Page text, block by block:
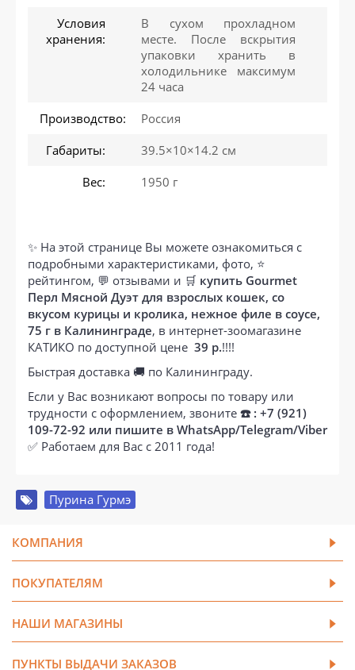
Условия
хранения:
В сухом прохладном
месте. После вскрытия
упаковки хранить в
холодильнике максимум
24 часа
Производство:
Россия
Габариты:
39.5×10×14.2 см
Вес:
1950 г
✨ На этой странице Вы можете ознакомиться с
подробными характеристиками, фото, ⭐
рейтингом, 💬 отзывами и 🛒 купить Gourmet
Перл Мясной Дуэт для взрослых кошек, со
вкусом курицы и кролика, нежное филе в соусе,
75 г в Калининграде, в интернет-зоомагазине
КАТИКО по доступной цене 39 р.!!!!
Быстрая доставка 🚚 по Калининграду.
Если у Вас возникают вопросы по товару или
трудности с оформлением, звоните ☎️ : +7 (921)
109-72-92 или пишите в WhatsApp/Telegram/Viber
✅ Работаем для Вас с 2011 года!
Пурина Гурмэ
КОМПАНИЯ
ПОКУПАТЕЛЯМ
НАШИ МАГАЗИНЫ
ПУНКТЫ ВЫДАЧИ ЗАКАЗОВ